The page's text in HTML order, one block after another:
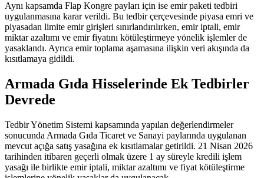
Aynı kapsamda Flap Kongre payları için ise emir paketi tedbiri
uygulanmasına karar verildi. Bu tedbir çerçevesinde piyasa emri ve
piyasadan limite emir girişleri sınırlandırılırken, emir iptali, emir
miktar azaltımı ve emir fiyatını kötüleştirmeye yönelik işlemler de
yasaklandı. Ayrıca emir toplama aşamasına ilişkin veri akışında da
kısıtlamaya gidildi.
Armada Gıda Hisselerinde Ek Tedbirler
Devrede
Tedbir Yönetim Sistemi kapsamında yapılan değerlendirmeler
sonucunda Armada Gıda Ticaret ve Sanayi paylarında uygulanan
mevcut açığa satış yasağına ek kısıtlamalar getirildi. 21 Nisan 2026
tarihinden itibaren geçerli olmak üzere 1 ay süreyle kredili işlem
yasağı ile birlikte emir iptali, miktar azaltımı ve fiyat kötüleştirme